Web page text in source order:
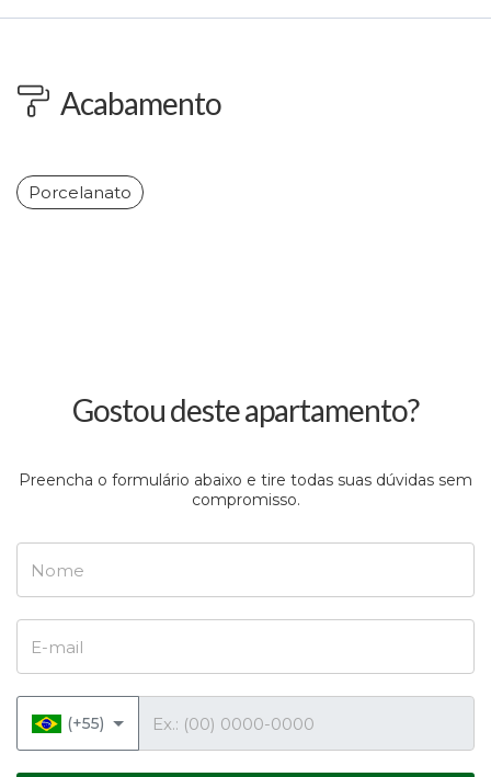
Acabamento
Porcelanato
Gostou deste apartamento?
Preencha o formulário abaixo e tire todas suas dúvidas sem
compromisso.
(+55)